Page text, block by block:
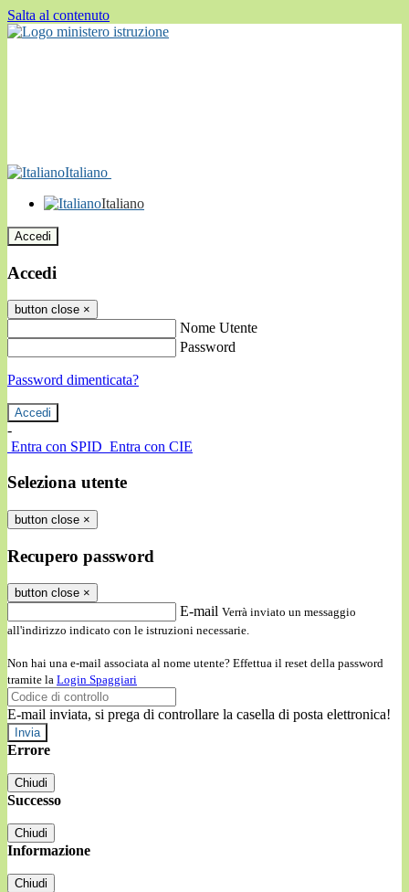
Salta al contenuto
Italiano
Italiano
Accedi
Accedi
button close ×
Nome Utente
Password
Password dimenticata?
-
Entra con SPID Entra con CIE
Seleziona utente
button close ×
Recupero password
button close ×
E-mail Verrà inviato un messaggio
all'indirizzo indicato con le istruzioni necessarie.
Non hai una e-mail associata al nome utente? Effettua il reset della password
tramite la Login Spaggiari
E-mail inviata, si prega di controllare la casella di posta elettronica!
Errore
Chiudi
Successo
Chiudi
Informazione
Chiudi